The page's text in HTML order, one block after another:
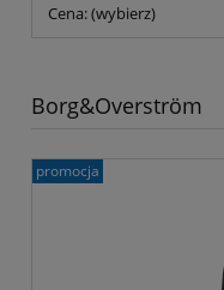
Cena: (wybierz)
Borg&Overström
promocja